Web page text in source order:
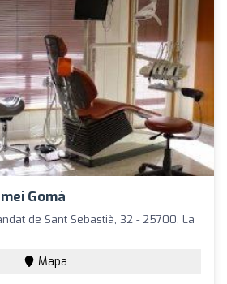
Gomà
de Sant Sebastià, 32 - 25700, La
Mapa